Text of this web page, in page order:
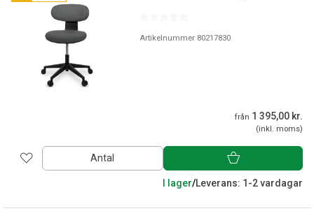
Artikelnummer 80217830
från 1 395,00 kr.
(inkl. moms)
Antal
I lager/Leverans: 1-2 vardagar